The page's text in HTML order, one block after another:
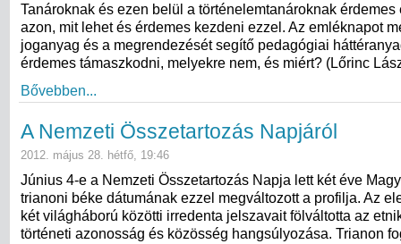
Tanároknak és ezen belül a történelemtanároknak
azon, mit lehet és érdemes kezdeni ezzel. Az emléknapot
joganyag és a megrendezését segítő pedagógiai
érdemes támaszkodni, melyekre nem, és miért? (Lőrinc
Bővebben...
A Nemzeti Összetartozás Napjáról
2012. május 28. hétfő, 19:46
Június 4-e a Nemzeti Összetartozás Napja lett két éve
trianoni béke dátumának ezzel megváltozott a profilja. Az
két világháború közötti irredenta jelszavait fölváltotta az
történeti azonosság és közösség hangsúlyozása. Trianon